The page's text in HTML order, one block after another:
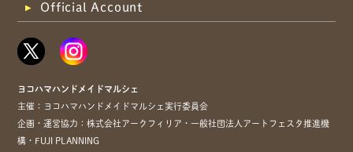
Official Account
ヨコハマハンドメイドマルシェ
主催：ヨコハマハンドメイドマルシェ実行委員会
企画・運営協力：株式会社アークフィリア・一般社団法人アートフェスタ推進機
構・FUJI PLANNING